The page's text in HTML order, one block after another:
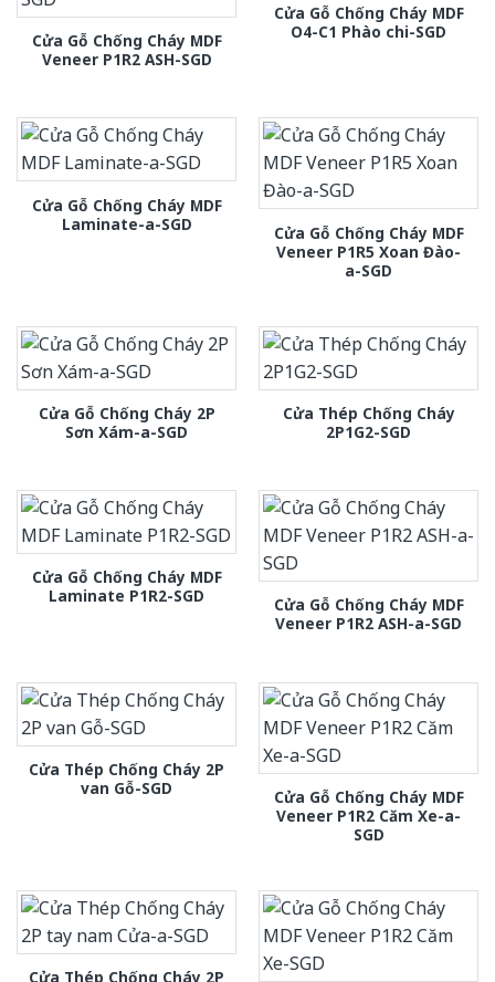
Cửa Gỗ Chống Cháy MDF
Veneer P1R2 ASH-SGD
Cửa Gỗ Chống Cháy MDF
O4-C1 Phào chi-SGD
Cửa Gỗ Chống Cháy MDF
Laminate-a-SGD
Cửa Gỗ Chống Cháy MDF
Veneer P1R5 Xoan Đào-
a-SGD
Cửa Gỗ Chống Cháy 2P
Sơn Xám-a-SGD
Cửa Thép Chống Cháy
2P1G2-SGD
Cửa Gỗ Chống Cháy MDF
Laminate P1R2-SGD
Cửa Gỗ Chống Cháy MDF
Veneer P1R2 ASH-a-SGD
Cửa Thép Chống Cháy 2P
van Gỗ-SGD
Cửa Gỗ Chống Cháy MDF
Veneer P1R2 Căm Xe-a-
SGD
Cửa Thép Chống Cháy 2P